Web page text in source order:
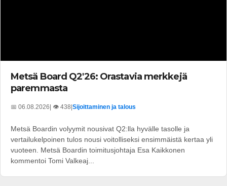
Metsä Board Q2'26: Orastavia merkkejä
paremmasta
📅 06.08.2026| 👁️ 438|Sijoittaminen ja talous
Metsä Boardin volyymit nousivat Q2:lla hyvälle tasolle ja
vertailukelpoinen tulos nousi voitolliseksi ensimmäistä kertaa yli
vuoteen. Metsä Boardin toimitusjohtaja Esa Kaikkonen
kommentoi Tomi Valkeaj...